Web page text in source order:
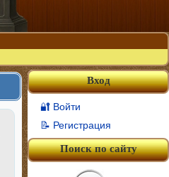
Вход
🔐 Войти
📝 Регистрация
Поиск по сайту